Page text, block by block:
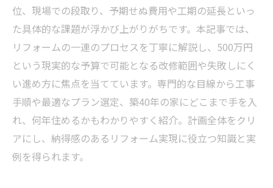
位、現場での段取り、予期せぬ費用や工期の延長といっ
た具体的な課題が浮かび上がりがちです。本記事では、
リフォームの一連のプロセスを丁寧に解説し、500万円
という現実的な予算で可能となる改修範囲や失敗しにく
い進め方に焦点を当てています。専門的な目線から工事
手順や最適なプラン選定、築40年の家にどこまで手を入
れ、何年住めるかもわかりやすく紹介。計画全体をクリ
アにし、納得感のあるリフォーム実現に役立つ知識と実
例を得られます。